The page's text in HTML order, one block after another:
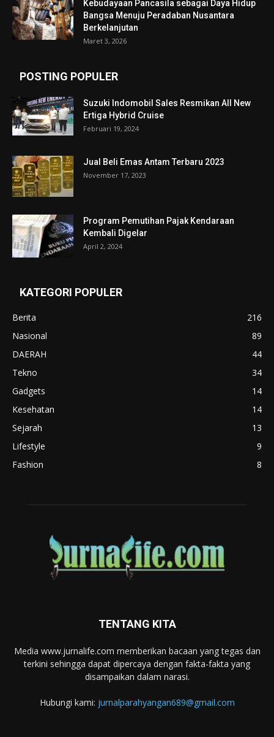
Kebudayaan Pancasila sebagai Daya Hidup
Bangsa Menuju Peradaban Nusantara
Berkelanjutan
Maret 3, 2026
POSTING POPULER
Suzuki Indomobil Sales Resmikan All New
Ertiga Hybrid Cruise
Februari 19, 2024
Jual Beli Emas Antam Terbaru 2023
November 17, 2023
Program Pemutihan Pajak Kendaraan
Kembali Digelar
April 2, 2024
KATEGORI POPULER
Berita
216
Nasional
89
DAERAH
44
Tekno
34
Gadgets
14
Kesehatan
14
Sejarah
13
Lifestyle
9
Fashion
8
TENTANG KITA
Media www.jurnalife.com memberikan bacaan yang tegas dan
terkini sehingga dapat dipercaya dengan fakta-fakta yang
disampaikan dalam narasi.
Hubungi kami: jurnalparahyangan689@gmail.com